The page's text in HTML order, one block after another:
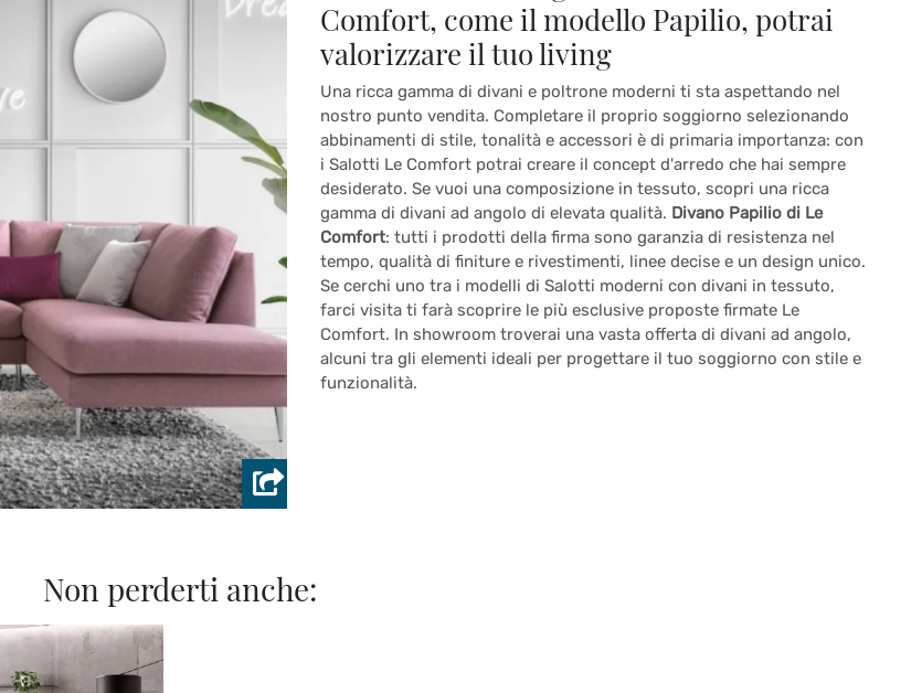
Comfort, come il modello Papilio, potrai
valorizzare il tuo living
Una ricca gamma di divani e poltrone moderni ti sta aspettando nel
nostro punto vendita. Completare il proprio soggiorno selezionando
abbinamenti di stile, tonalità e accessori è di primaria importanza: con
i Salotti Le Comfort potrai creare il concept d'arredo che hai sempre
desiderato. Se vuoi una composizione in tessuto, scopri una ricca
gamma di divani ad angolo di elevata qualità. Divano Papilio di Le
Comfort: tutti i prodotti della firma sono garanzia di resistenza nel
tempo, qualità di finiture e rivestimenti, linee decise e un design unico.
Se cerchi uno tra i modelli di Salotti moderni con divani in tessuto,
farci visita ti farà scoprire le più esclusive proposte firmate Le
Comfort. In showroom troverai una vasta offerta di divani ad angolo,
alcuni tra gli elementi ideali per progettare il tuo soggiorno con stile e
funzionalità.
Non perderti anche: